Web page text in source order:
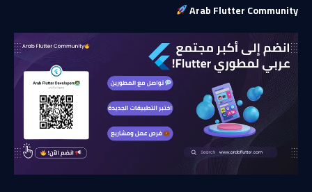
Arab Flutter Community